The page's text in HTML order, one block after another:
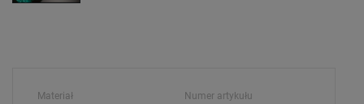
Materiał Numer artykułu